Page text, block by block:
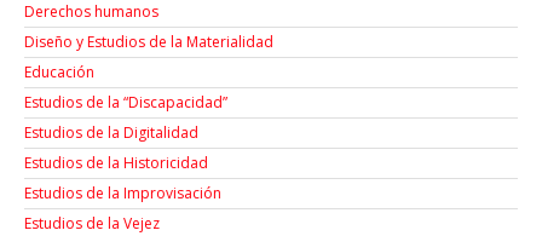
Derechos humanos
Diseño y Estudios de la Materialidad
Educación
Estudios de la “Discapacidad”
Estudios de la Digitalidad
Estudios de la Historicidad
Estudios de la Improvisación
Estudios de la Vejez